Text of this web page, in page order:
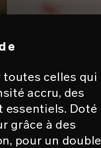
celles qui
accru, des
essentiels. Doté
grâce à des
pour un double